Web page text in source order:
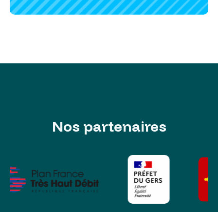
Nos partenaires